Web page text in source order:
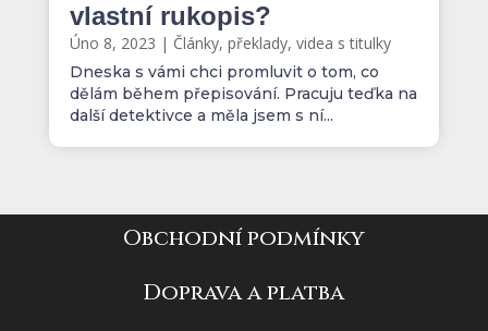
vlastní rukopis?
Úno 8, 2023 | Články, překlady, videa s titulky
Dneska s vámi chci promluvit o tom, co
dělám během přepisování. Pracuju teďka na
další detektivce a měla jsem s ní...
Obchodní podmínky
Doprava a platba